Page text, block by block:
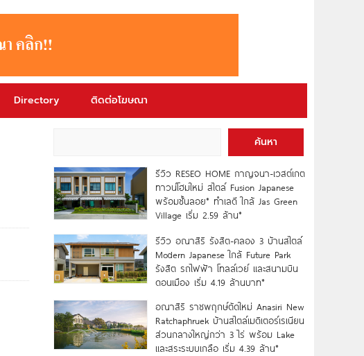
Directory ติดต่อโฆษณา
ค้นหา
รีวิว RESEO HOME กาญจนา-เวสต์เกต
ทาวน์โฮมใหม่ สไตล์ Fusion Japanese
พร้อมชั้นลอย* ทำเลดี ใกล้ Jas Green
Village เริ่ม 2.59 ล้าน*
รีวิว อณาสิริ รังสิต-คลอง 3 บ้านสไตล์
Modern Japanese ใกล้ Future Park
รังสิต รถไฟฟ้า โทลล์เวย์ และสนามบิน
ดอนเมือง เริ่ม 4.19 ล้านบาท*
อณาสิริ ราชพฤกษ์ตัดใหม่ Anasiri New
Ratchaphruek บ้านสไตล์เมดิเตอร์เรเนียน
ส่วนกลางใหญ่กว่า 3 ไร่ พร้อม Lake
และสระระบบเกลือ เริ่ม 4.39 ล้าน*